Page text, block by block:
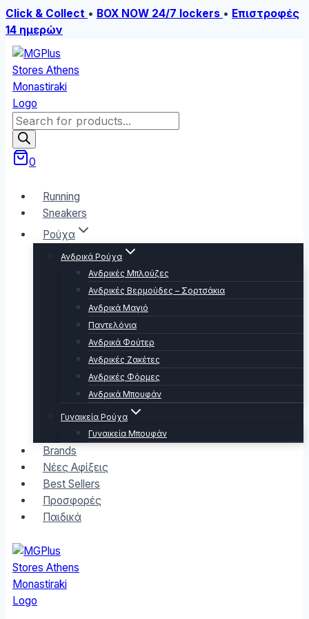
Click & Collect • BOX NOW 24/7 lockers • Επιστροφές
14 ημερών
Skip
to
content
Products
search
0
Running
Sneakers
Ρούχα
Ανδρικά Ρούχα
Ανδρικές Μπλούζες
Ανδρικές Βερμούδες – Σορτσάκια
Ανδρικά Μαγιό
Παντελόνια
Ανδρικά Φούτερ
Ανδρικές Ζακέτες
Ανδρικές Φόρμες
Ανδρικά Μπουφάν
Γυναικεία Ρούχα
Γυναικεία Μπουφάν
Brands
Νέες Αφίξεις
Best Sellers
Προσφορές
Παιδικά